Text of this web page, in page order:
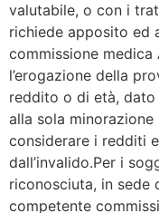
valutabile, o con i
richiede apposito ed
commissione medica
l’erogazione della
reddito o di età,
alla sola minorazione
considerare i redditi
dall’invalido.Per i
riconosciuta, in sede
competente